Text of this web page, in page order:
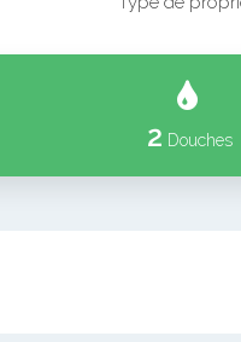
2 Douches